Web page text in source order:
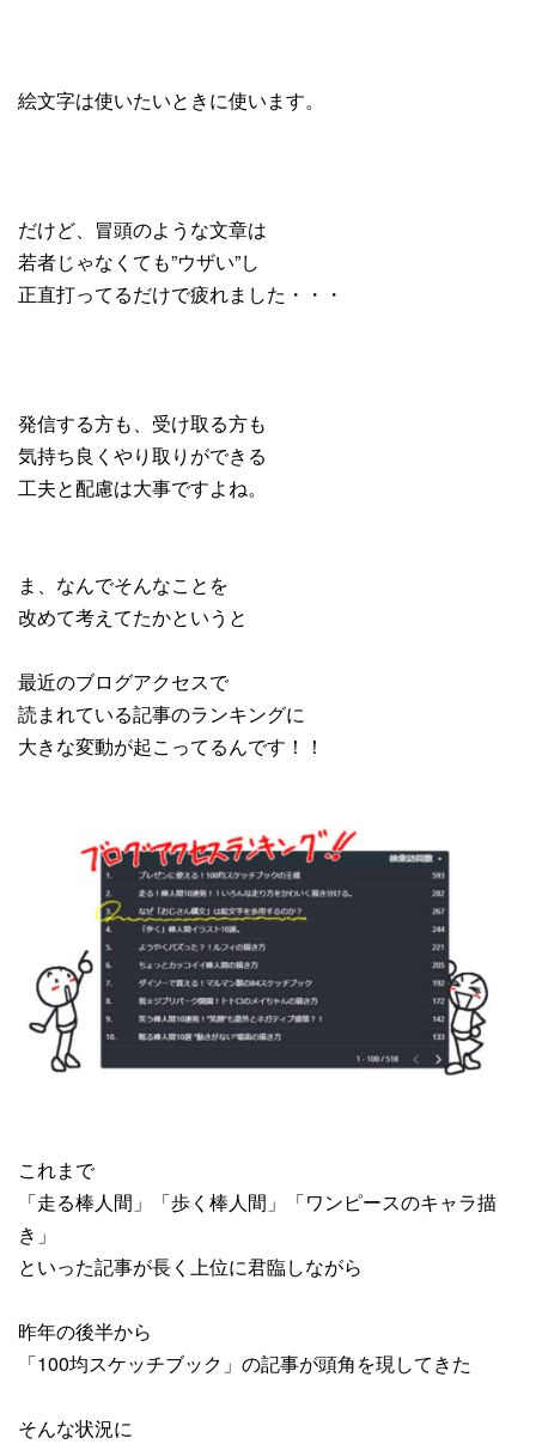
絵文字は使いたいときに使います。
だけど、冒頭のような文章は
若者じゃなくても”ウザい”し
正直打ってるだけで疲れました・・・
発信する方も、受け取る方も
気持ち良くやり取りができる
工夫と配慮は大事ですよね。
ま、なんでそんなことを
改めて考えてたかというと
最近のブログアクセスで
読まれている記事のランキングに
大きな変動が起こってるんです！！
これまで
「走る棒人間」「歩く棒人間」「ワンピースのキャラ描
き」
といった記事が長く上位に君臨しながら
昨年の後半から
「100均スケッチブック」の記事が頭角を現してきた
そんな状況に